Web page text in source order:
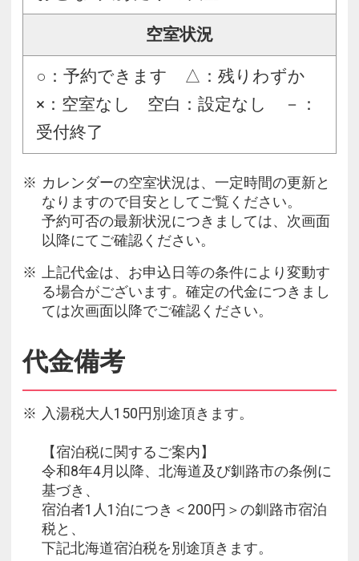
空室状況
○：予約できます △：残りわずか
×：空室なし 空白：設定なし －：
受付終了
カレンダーの空室状況は、一定時間の更新と
なりますので目安としてご覧ください。
予約可否の最新状況につきましては、次画面
以降にてご確認ください。
上記代金は、お申込日等の条件により変動す
る場合がございます。確定の代金につきまし
ては次画面以降でご確認ください。
代金備考
入湯税大人150円別途頂きます。
【宿泊税に関するご案内】
令和8年4月以降、北海道及び釧路市の条例に
基づき、
宿泊者1人1泊につき＜200円＞の釧路市宿泊
税と、
下記北海道宿泊税を別途頂きます。